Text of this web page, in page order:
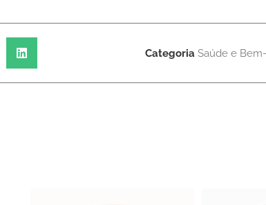
Categoria Saúde e